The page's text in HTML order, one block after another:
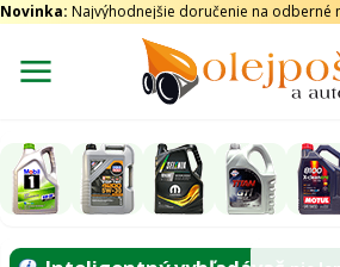
Novinka: Najvýhodnejšie doručenie na odberné